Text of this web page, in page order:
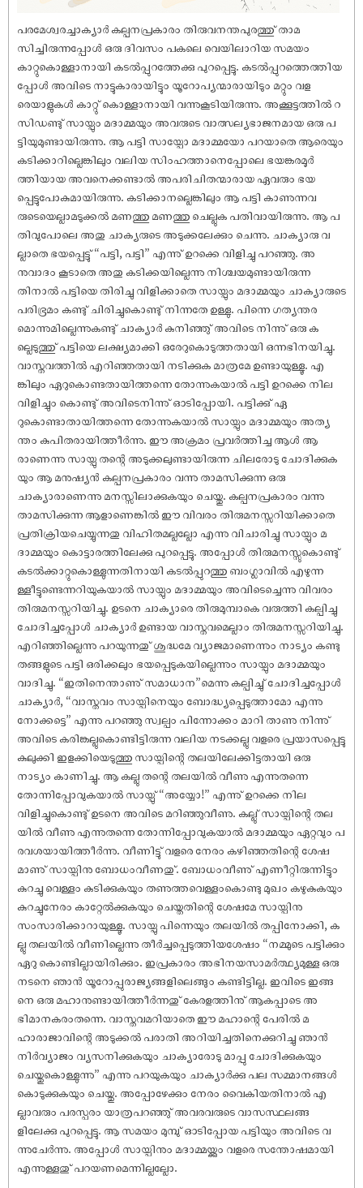
പരമേശ്വരച്ചാക്യാർ കല്പനപ്രകാരം തിരുവനന്തപുരത്തു് താമ
സിച്ചിരുന്നപ്പോൾ ഒരു ദിവസം പകലെ വെയിലാറിയ സമയം
കാറ്റുകൊള്ളാനായി കടൽപ്പുറത്തേക്കു പുറപ്പെട്ടു. കടൽപ്പുറത്തെത്തിയ
പ്പോൾ അവിടെ നാട്ടുകാരായിട്ടും യൂറോപ്യന്മാരായിടും മറ്റും വള
രെയാളുകൾ കാറ്റു് കൊള്ളാനായി വന്നുകൂടിയിരുന്നു. അക്കൂട്ടത്തിൽ റ
സിഡണ്ടു് സായ്പും മദാമ്മയും അവരുടെ വാത്സല്യഭാജനമായ ഒരു പ
ട്ടിയുമുണ്ടായിരുന്നു. ആ പട്ടി സായ്പോ മദാമ്മയോ പറയാതെ ആരെയും
കടിക്കാറില്ലെങ്കിലും വലിയ സിംഹത്താനെപ്പോലെ ഭയങ്കരമൂർ
ത്തിയായ അവനെക്കണ്ടാൽ അപരിചിതന്മാരായ ഏവരും ഭയ
പ്പെട്ടുപോകുമായിരുന്നു. കടിക്കാനല്ലെങ്കിലും ആ പട്ടി കാണുന്നവ
രുടെയെല്ലാമടുക്കൽ മണത്തു മണത്തു ചെല്ലുക പതിവായിരുന്നു. ആ പ
തിവുപോലെ അതു ചാക്യരുടെ അടുക്കലേക്കും ചെന്നു. ചാക്യാരു വ
ല്ലാതെ ഭയപ്പെട്ടു് “പട്ടി, പട്ടി” എന്നു് ഉറക്കെ വിളിച്ചു പറഞ്ഞു. അ
നുവാദം കൂടാതെ അതു കടിക്കയില്ലെന്നു നിശ്ചയമുണ്ടായിരുന്ന
തിനാൽ പട്ടിയെ തിരിച്ചു വിളിക്കാതെ സായ്പും മദാമ്മയും ചാക്യാരുടെ
പരിഭ്രമം കണ്ടു് ചിരിച്ചുകൊണ്ടു് നിന്നതേ ഉള്ളു. പിന്നെ ഗത്യന്തര
മൊന്നുമില്ലെന്നുകണ്ടു് ചാക്യാർ കുനിഞ്ഞു് അവിടെ നിന്നു് ഒരു ക
ല്ലെടുത്തു് പട്ടിയെ ലക്ഷ്യമാക്കി ഒരേറുകൊടുത്തതായി ഒന്നഭിനയിച്ചു.
വാസ്തവത്തിൽ എറിഞ്ഞതായി നടിക്കുക മാത്രമേ ഉണ്ടായുള്ളൂ. എ
ങ്കിലും ഏറുകൊണ്ടതായിത്തന്നെ തോന്നുകയാൽ പട്ടി ഉറക്കെ നില
വിളിച്ചും കൊണ്ടു് അവിടെനിന്നു് ഓടിപ്പോയി. പട്ടിക്കു് ഏ
റുകൊണ്ടാതായിത്തന്നെ തോന്നുകയാൽ സായ്പും മദാമ്മയും അത്യ
ന്തം കുപിതരായിത്തീർന്നു. ഈ അക്രമം പ്രവർത്തിച്ച ആൾ ആ
രാണെന്നു സായ്പു തന്റെ അടുക്കലുണ്ടായിരുന്ന ചിലരോടു ചോദിക്കുക
യും ആ മനു‌ഷ്യൻ കല്പനപ്രകാരം വന്നു താമസിക്കുന്ന ഒരു
ചാക്യാരാണെന്നു മനസ്സിലാക്കുകയും ചെയ്തു. കല്പനപ്രകാരം വന്നു
താമസിക്കുന്ന ആളാണെങ്കിൽ ഈ വിവരം തിരുമനസ്സറിയിക്കാതെ
പ്രതിക്രിയചെയ്യുന്നതു വിഹിതമല്ലല്ലോ എന്നു വിചാരിച്ചു സായ്പും മ
ദാമ്മയും കൊട്ടാരത്തിലേക്കു പുറപ്പെട്ടു. അപ്പോൾ തിരുമനസ്സുകൊണ്ടു്
കടൽക്കാറ്റുകൊള്ളുന്നതിനായി കടൽപ്പുറത്തു ബംഗ്ലാവിൽ എഴുന്ന
ള്ളീട്ടുണ്ടെന്നറിയുകയാൽ സായ്പും മദാമ്മയും അവിടെച്ചെന്നു വിവരം
തിരുമനസ്സറിയിച്ചു. ഉടനെ ചാക്യാരെ തിരുമുമ്പാകെ വരുത്തി കല്പിച്ചു
ചോദിച്ചപ്പോൾ ചാക്യാർ ഉണ്ടായ വാസ്തവമെല്ലാം തിരുമനസ്സറിയിച്ചു.
എറിഞ്ഞില്ലെന്നു പറയുന്നതു് ശുദ്ധമേ വ്യാജമാണെന്നും നാട്യം കണ്ടു
തങ്ങളുടെ പട്ടി ഒരിക്കലും ഭയപ്പെടുകയില്ലെന്നും സായ്പും മദാമ്മയും
വാദിച്ചു. “ഇതിനെന്താണു് സമാധാന”മെന്നു കല്പിച്ചു് ചോദിച്ചപ്പോൾ
ചാക്യാർ, “വാസ്തവം സായ്പിനെയും ബോദ്ധ്യപ്പെടുത്താമോ എന്നു
നോക്കട്ടെ” എന്നു പറഞ്ഞു സ്വല്പം പിന്നോക്കം മാറി താണു നിന്നു്
അവിടെ കരിങ്കല്ലുകൊണ്ടിട്ടിരുന്ന വലിയ നടക്കല്ലു വളരെ പ്രയാസപ്പെട്ടു
കുലുക്കി ഇളക്കിയെടുത്തു സായ്പിന്റെ തലയിലേക്കിട്ടതായി ഒരു
നാട്യം കാണിച്ചു. ആ കല്ലു തന്റെ തലയിൽ വീണു എന്നുതന്നെ
തോന്നിപ്പോവുകയാൽ സായ്പു് “അയ്യോ!” എന്നു് ഉറക്കെ നില
വിളിച്ചുകൊണ്ടു് ഉടനെ അവിടെ മറിഞ്ഞുവീണു. കല്ലു് സായ്പിന്റെ തല
യിൽ വീണു എന്നുതന്നെ തോന്നിപ്പോവുകയാൽ മദാമ്മയും ഏറ്റവും പ
രവശയായിത്തീർന്നു. വീണിട്ടു് വളരെ നേരം കഴിഞ്ഞതിന്റെ ശേ‌ഷ
മാണു് സായ്പിനു ബോധംവീണതു്. ബോധംവീണു് എണീറ്റിരുന്നിട്ടും
കുറച്ചു വെള്ളം കുടിക്കുകയും തണുത്തവെള്ളംകൊണ്ടു മുഖം കഴുകുകയും
കുറച്ചുനേരം കാറ്റേൽക്കുകയും ചെയ്തതിന്റെ ശേ‌ഷമേ സായ്പിനു
സംസാരിക്കാറായുള്ളൂ. സായ്പു പിന്നെയും തലയിൽ തപ്പിനോക്കി, ക
ല്ലു തലയിൽ വീണില്ലെന്നു തീർച്ചപ്പെടുത്തിയശേ‌ഷം “നമ്മുടെ പട്ടിക്കും
ഏറു കൊണ്ടില്ലായിരിക്കും. ഇപ്രകാരം അഭിനയസാമർത്ഥ്യമുള്ള ഒരു
നടനെ ഞാൻ യൂറോപ്പുരാജ്യങ്ങളിലെങ്ങും കണ്ടിട്ടില്ല. ഇവിടെ ഇങ്ങ
നെ ഒരു മഹാനുണ്ടായിത്തീർന്നതു് കേരളത്തിനു് ആകപ്പാടെ അ
ഭിമാനകരംതന്നെ. വാസ്തവമറിയാതെ ഈ മഹാന്റെ പേരിൽ മ
ഹാരാജാവിന്റെ അടുക്കൽ പരാതി അറിയിച്ചതിനെക്കുറിച്ചു ഞാൻ
നിർവ്യാജം വ്യസനിക്കുകയും ചാക്യാരോടു മാപ്പു ചോദിക്കുകയും
ചെയ്തുകൊള്ളുന്നു” എന്നു പറയുകയും ചാക്യാർക്കു പല സമ്മാനങ്ങൾ
കൊടുക്കുകയും ചെയ്തു. അപ്പോഴേക്കും നേരം വൈകിയതിനാൽ എ
ല്ലാവരും പരസ്പരം യാത്രപറഞ്ഞു് അവരവരുടെ വാസസ്ഥലങ്ങ
ളിലേക്കു പുറപ്പെട്ടു. ആ സമയം മുമ്പു് ഓടിപ്പോയ പട്ടിയും അവിടെ വ
ന്നുചേർന്നു. അപ്പോൾ സായ്പിനും മദാമ്മയ്ക്കും വളരെ സന്തോ‌ഷമായി
എന്നുള്ളതു് പറയണമെന്നില്ലല്ലോ.